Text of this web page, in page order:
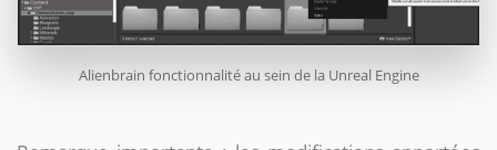
Alienbrain fonctionnalité au sein de la Unreal Engine